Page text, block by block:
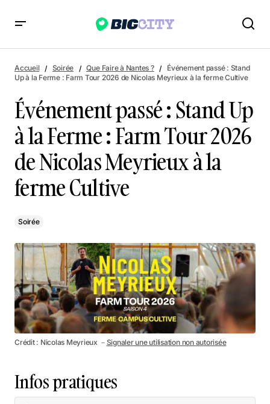
Nicolas Meyrieux à la ferme Cultive
Accueil Soirée Que Faire à Nantes ?
Événement passé : Stand
Up à la Ferme : Farm Tour 2026 de Nicolas Meyrieux à la ferme Cultive
Événement passé : Stand Up
à la Ferme : Farm Tour 2026
de Nicolas Meyrieux à la
ferme Cultive
Soirée
Crédit : Nicolas Meyrieux － Signaler une utilisation non autorisée
Infos pratiques